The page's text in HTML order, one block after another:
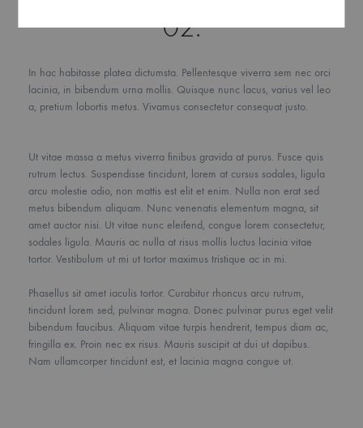
02.
In hac habitasse platea dictumsta. Pellentesque viverra sem nec orci
lacinia, in bibendum urna mollis. Quisque nunc lacus, varius vel leo
a, pretium lobortis metus. Vivamus consectetur consequat justo.
Ut vitae massa a metus viverra finibus gravida at purus. Fusce quis
rutrum lectus. Suspendisse tincidunt, lorem at cursus sodales, ligula
arcu molestie odio, non mattis est elit et enim. Nulla non erat sed
metus bibendum aliquam. Nunc venenatis elementum magna, sit
amet auctor nisi. Ut vitae nunc eleifend, congue lorem consectetur,
sodales ligula. Mauris ac nulla at risus mollis luctus lacinia vitae
tortor. Vestibulum ut mi ut tortor maximus tristique ac in mi.
Phasellus sit amet iaculis tortor. Curabitur rhoncus arcu rutrum,
tincidunt lorem sed, pulvinar magna. Donec pulvinar purus eget velit
bibendum faucibus. Aliquam vitae turpis hendrerit, tempus diam ac,
fringilla ex. Proin nec ex risus. Mauris suscipit at dui ut dapibus.
Nam ullamcorper tincidunt est, et lacinia magna congue ut.